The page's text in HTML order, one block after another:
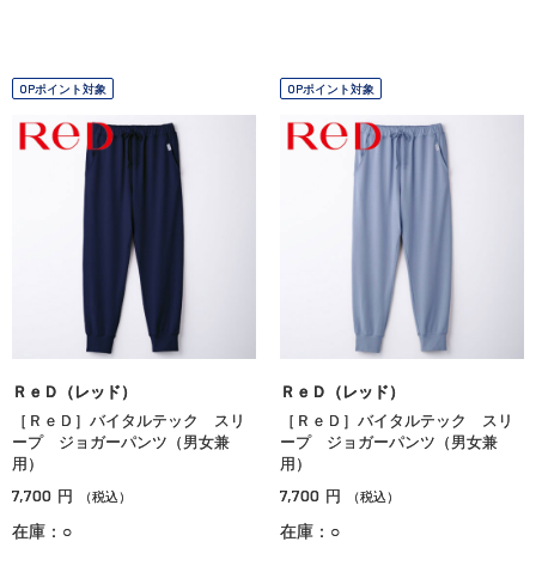
OPポイント対象
ＲｅＤ（レッド）
［ＲｅＤ］バイタルテック スリ
ープ ジョガーパンツ（男女兼
用）
7,700 円 （税込）
在庫：○
OPポイント対象
ＲｅＤ（レッド）
［ＲｅＤ］バイタルテック スリ
ープ ジョガーパンツ（男女兼
用）
7,700 円 （税込）
在庫：○